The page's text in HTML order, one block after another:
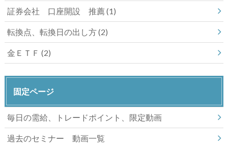
証券会社 口座開設 推薦(1)
転換点、転換日の出し方(2)
金ＥＴＦ (2)
固定ページ
毎日の需給、トレードポイント、限定動画
過去のセミナー 動画一覧